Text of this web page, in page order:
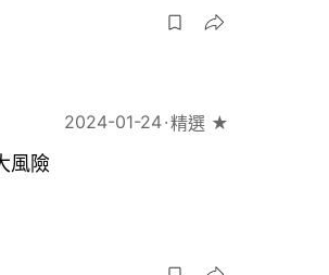
2024-01-24 精選 ★
風險